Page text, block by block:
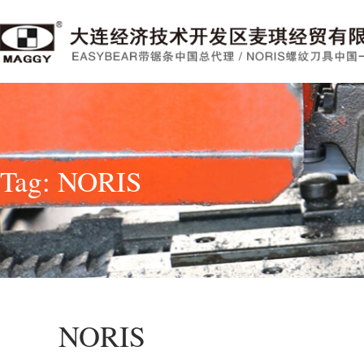
Tag: NORIS
NORIS